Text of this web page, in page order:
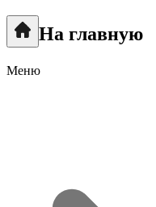
На главную
Меню